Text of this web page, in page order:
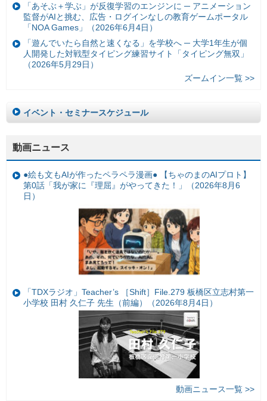
「あそぶ＋学ぶ」が反復学習のエンジンに ─ アニメーション
監督がAIと挑む、広告・ログインなしの教育ゲームポータル
「NOA Games」（2026年6月4日）
「遊んでいたら自然と速くなる」を学校へ ─ 大学1年生が個
人開発した対戦型タイピング練習サイト「タイピング無双」
（2026年5月29日）
ズームイン一覧 >>
イベント・セミナースケジュール
動画ニュース
●絵も文もAIが作ったペラペラ漫画● 【ちゃのまのAIプロト】
第0話「我が家に『理屈』がやってきた！」（2026年8月6
日）
「TDXラジオ」Teacher’s ［Shift］File.279 板橋区立志村第一
小学校 田村 久仁子 先生（前編）（2026年8月4日）
動画ニュース一覧 >>